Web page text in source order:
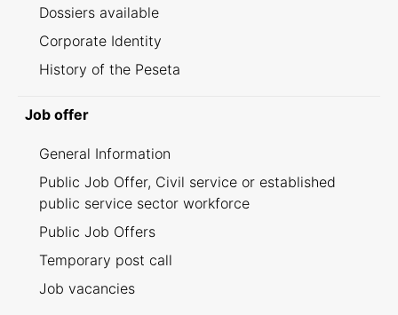
Dossiers available
Corporate Identity
History of the Peseta
Job offer
General Information
Public Job Offer, Civil service or established
public service sector workforce
Public Job Offers
Temporary post call
Job vacancies